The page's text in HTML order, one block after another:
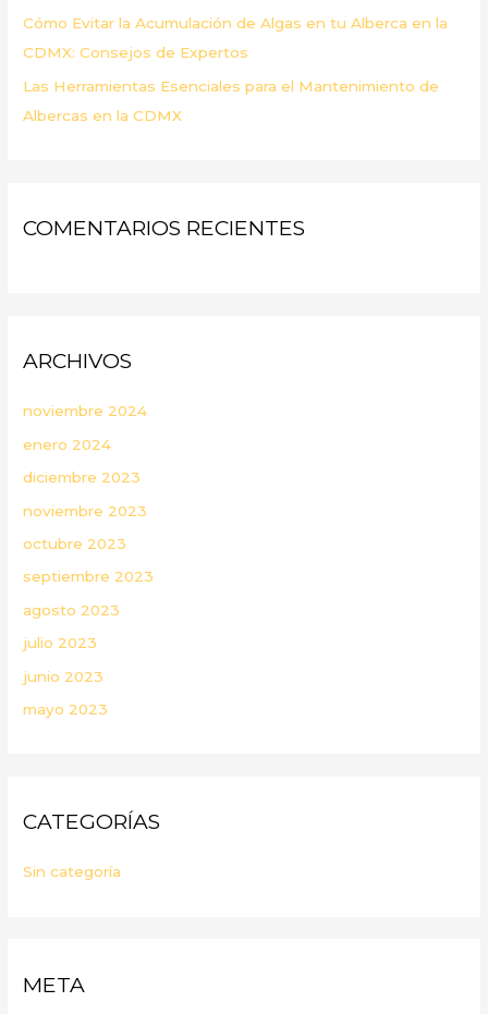
Cómo Evitar la Acumulación de Algas en tu Alberca en la
CDMX: Consejos de Expertos
Las Herramientas Esenciales para el Mantenimiento de
Albercas en la CDMX
COMENTARIOS RECIENTES
ARCHIVOS
noviembre 2024
enero 2024
diciembre 2023
noviembre 2023
octubre 2023
septiembre 2023
agosto 2023
julio 2023
junio 2023
mayo 2023
CATEGORÍAS
Sin categoría
META